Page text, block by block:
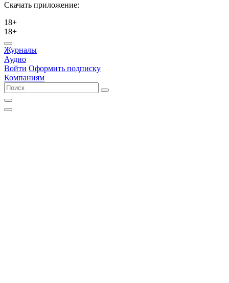
Скачать приложение:
18+
18+
Журналы
Аудио
Войти Оформить подписку
Компаниям